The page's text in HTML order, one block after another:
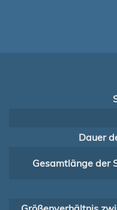
Dauer
Gesamtlänge der